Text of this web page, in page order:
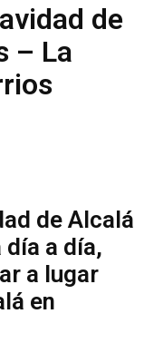
de
– La
de Alcalá
día a día,
a lugar
en